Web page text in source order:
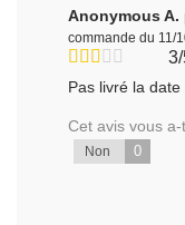
Anonymous A.
commande du 11/
Pas livré la date
Cet avis vous
Non 0